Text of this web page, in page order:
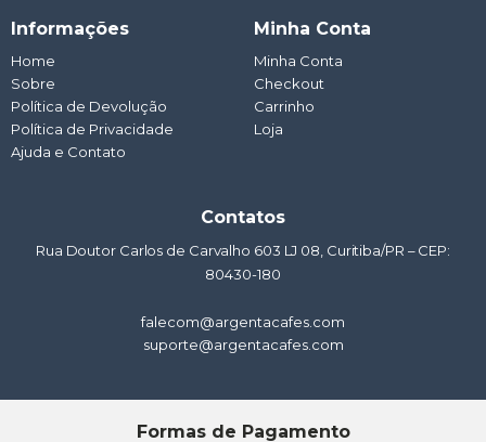
m
t
u
b
e
k
e
d
i
n
Informações
Home
Sobre
Política de Devolução
Política de Privacidade
Ajuda e Contato
Minha Conta
Minha Conta
Checkout
Carrinho
Loja
Contatos
Rua Doutor Carlos de Carvalho 603 LJ 08, Curitiba/PR – CEP:
80430-180
falecom@argentacafes.com
suporte@argentacafes.com
Formas de Pagamento